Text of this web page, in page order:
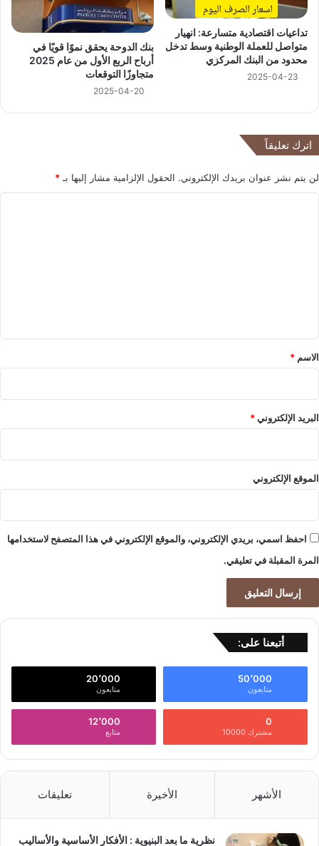
تداعيات اقتصادية متسارعة: انهيار
متواصل للعملة الوطنية وسط تدخل
محدود من البنك المركزي
2025-04-23
بنك الدوحة يحقق نموًا قويًا في
أرباح الربع الأول من عام 2025
متجاوزًا التوقعات
2025-04-20
اترك تعليقاً
لن يتم نشر عنوان بريدك الإلكتروني. الحقول الإلزامية مشار إليها بـ*
*
الاسم *
البريد الإلكتروني*
الموقع الإلكتروني
احفظ اسمي، بريدي الإلكتروني، والموقع الإلكتروني في هذا المتصفح لاستخدامها
المرة المقبلة في تعليقي.
أتبعنا على:
50٬000
متابعون
20٬000
متابعون
0
مشترك 10000
12٬000
متابع
الأشهر الأخيرة تعليقات
نظرية ما بعد البنيوية : الأفكار الأساسية والأساليب